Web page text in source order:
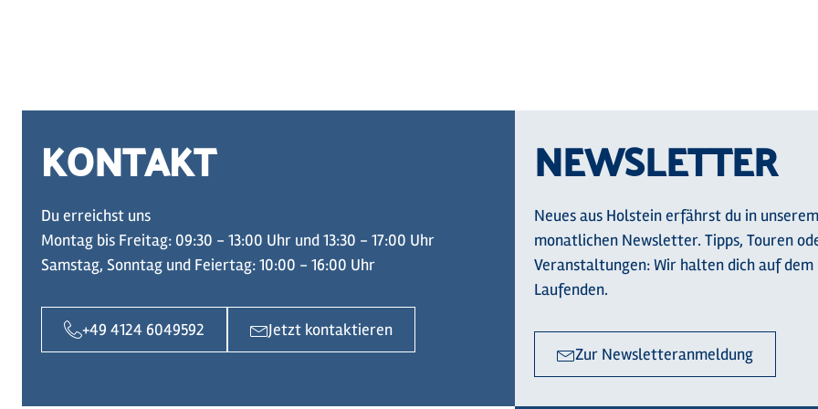
KONTAKT
Du erreichst uns
Montag bis Freitag: 09:30 - 13:00 Uhr und 13:30 - 17:00 Uhr
Samstag, Sonntag und Feiertag: 10:00 - 16:00 Uhr
+49 4124 6049592 Jetzt kontaktieren
NEWSLETTER
Neues aus Holstein erfährst du in unserem
monatlichen Newsletter. Tipps, Touren
Veranstaltungen: Wir halten dich auf dem
Laufenden.
Zur Newsletteranmeldung